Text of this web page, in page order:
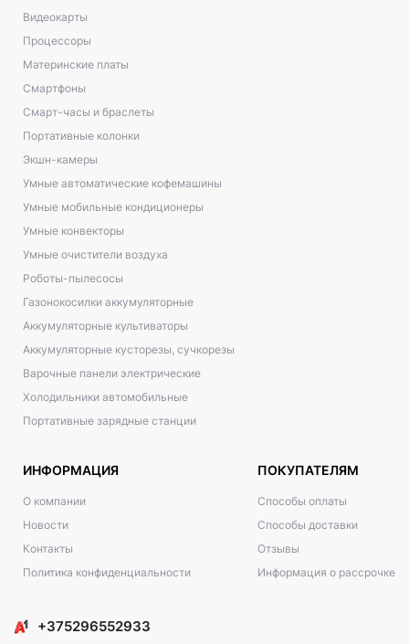
Видеокарты
Процессоры
Материнские платы
Смартфоны
Смарт-часы и браслеты
Портативные колонки
Экшн-камеры
Умные автоматические кофемашины
Умные мобильные кондиционеры
Умные конвекторы
Умные очистители воздуха
Роботы-пылесосы
Газонокосилки аккумуляторные
Аккумуляторные культиваторы
Аккумуляторные кусторезы, сучкорезы
Варочные панели электрические
Холодильники автомобильные
Портативные зарядные станции
ИНФОРМАЦИЯ
О компании
Новости
Контакты
Политика конфиденциальности
ПОКУПАТЕЛЯМ
Способы оплаты
Способы доставки
Отзывы
Информация о рассрочке
+375296552933